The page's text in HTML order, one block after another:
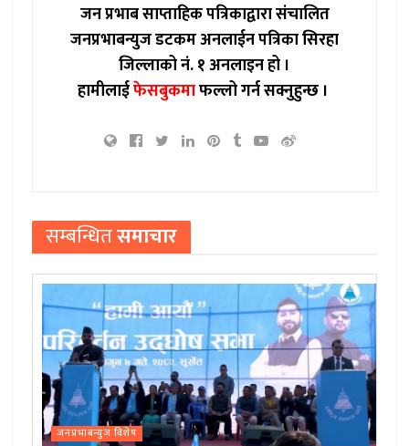
जन प्रभाब साप्ताहिक पत्रिकाद्वारा संचालित
जनप्रभाबन्युज डटकम अनलाईन पत्रिका सिरहा
जिल्लाको नं. १ अनलाइन हो ।
हामीलाईफेसबुकमाफल्लो गर्न सक्नुहुन्छ ।
सम्बन्धितसमाचार
जनप्रभाबन्युज विशेष